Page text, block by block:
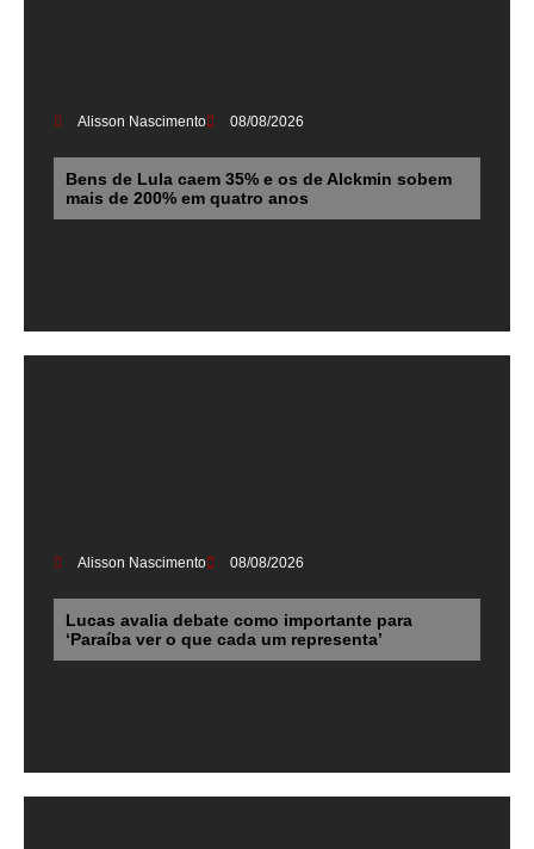
Alisson Nascimento 08/08/2026
Bens de Lula caem 35% e os de Alckmin sobem
mais de 200% em quatro anos
Alisson Nascimento 08/08/2026
Lucas avalia debate como importante para
‘Paraíba ver o que cada um representa’